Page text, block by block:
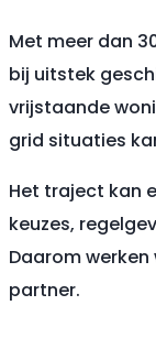
Met meer dan
bij uitstek
vrijstaande
grid situaties
Het traject kan
keuzes,
Daarom
partner.